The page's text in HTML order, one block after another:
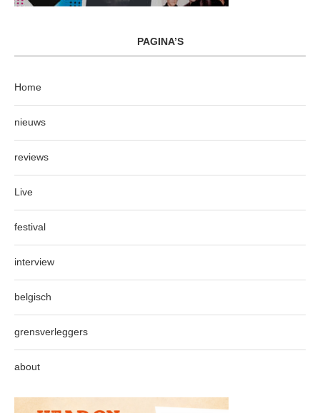
PAGINA’S
Home
nieuws
reviews
Live
festival
interview
belgisch
grensverleggers
about